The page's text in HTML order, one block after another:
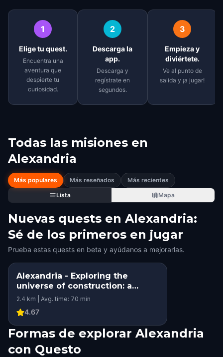
1
Elige tu quest.
Encuentra una
aventura que
despierte tu
curiosidad.
2
Descarga la
app.
Descarga y
regístrate en
segundos.
3
Empieza y
diviértete.
Ve al punto de
salida y ¡a jugar!
Todas las misiones en
Alexandria
Más populares Más reseñados
Más recientes
Lista
Mapa
Nuevas quests en Alexandria:
Sé de los primeros en jugar
Prueba estas quests en beta y ayúdanos a mejorarlas.
Alexandria - Exploring the
universe of construction: a
journey through time and space
with UTCB
2.4 km | Avg. time: 70 min
4.67
Formas de explorar Alexandria
con Questo